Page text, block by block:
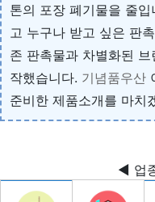
톤의 포장 폐기물을 줄
고 누구나 받고 싶은 판
존 판촉물과 차별화된
작했습니다. 기념품우산
준비한 제품소개를 마치
◀ 업